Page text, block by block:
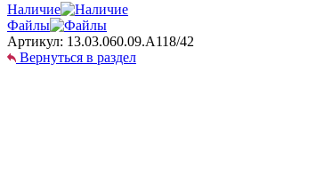
Наличие
Файлы
Артикул: 13.03.060.09.А118/42
Вернуться в раздел